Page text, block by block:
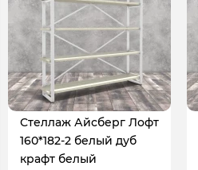
Стеллаж Айсберг Лофт
160*182-2 белый дуб
крафт белый